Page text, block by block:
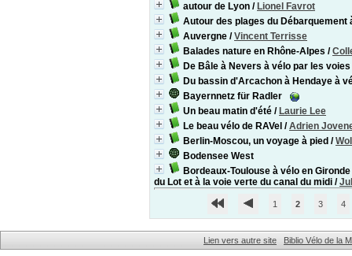
autour de Lyon / Lionel Favrot
Autour des plages du Débarquement
Auvergne /Vincent Terrisse
Balades nature en Rhône-Alpes /
De Bâle à Nevers à vélo par les
Du bassin d'Arcachon à Hendaye à
Bayernnetz für Radler
Un beau matin d'été / Laurie Lee
Le beau vélo de RAVel /Adrien
Berlin-Moscou, un voyage à pied /
Bodensee West
Bordeaux-Toulouse à vélo en
du Lot et à la voie verte du canal du midi /
1 2 3 4
Lien vers autre site Biblio Vélo de la